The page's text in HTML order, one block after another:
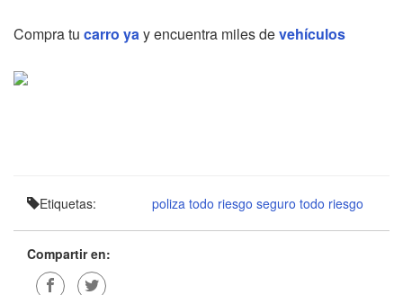
Compra tu carro yay encuentra miles devehículos
Etiquetas: poliza todo riesgo seguro todo riesgo
Compartir en: